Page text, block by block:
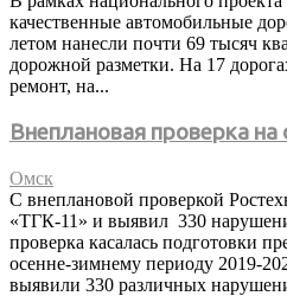
качественные автомобильные
летом нанесли почти 69 тысяч
дорожной разметки. На 17
ремонт, на...
Внеплановая проверка
Омск
С внеплановой проверкой
«ТГК-11» и выявил 330
проверка касалась подготовки
осенне-зимнему периоду 2019-
выявили 330 различных